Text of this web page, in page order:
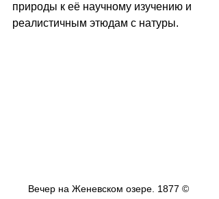
природы к её научному изучению и
реалистичным этюдам с натуры.
Вечер на Женевском озере. 1877 ©